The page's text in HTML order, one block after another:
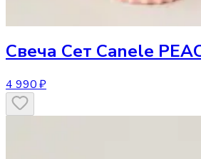
Свеча Cет Сanele
4 990 ₽